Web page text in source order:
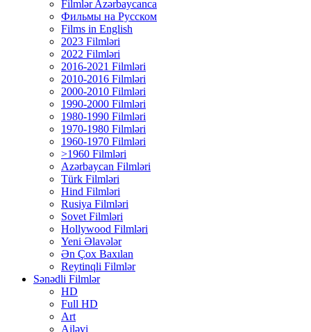
Filmlər Azərbaycanca
Фильмы на Русском
Films in English
2023 Filmləri
2022 Filmləri
2016-2021 Filmləri
2010-2016 Filmləri
2000-2010 Filmləri
1990-2000 Filmləri
1980-1990 Filmləri
1970-1980 Filmləri
1960-1970 Filmləri
>1960 Filmləri
Azərbaycan Filmləri
Türk Filmləri
Hind Filmləri
Rusiya Filmləri
Sovet Filmləri
Hollywood Filmləri
Yeni Əlavələr
Ən Çox Baxılan
Reytinqli Filmlər
Sənədli Filmlər
HD
Full HD
Art
Ailəvi